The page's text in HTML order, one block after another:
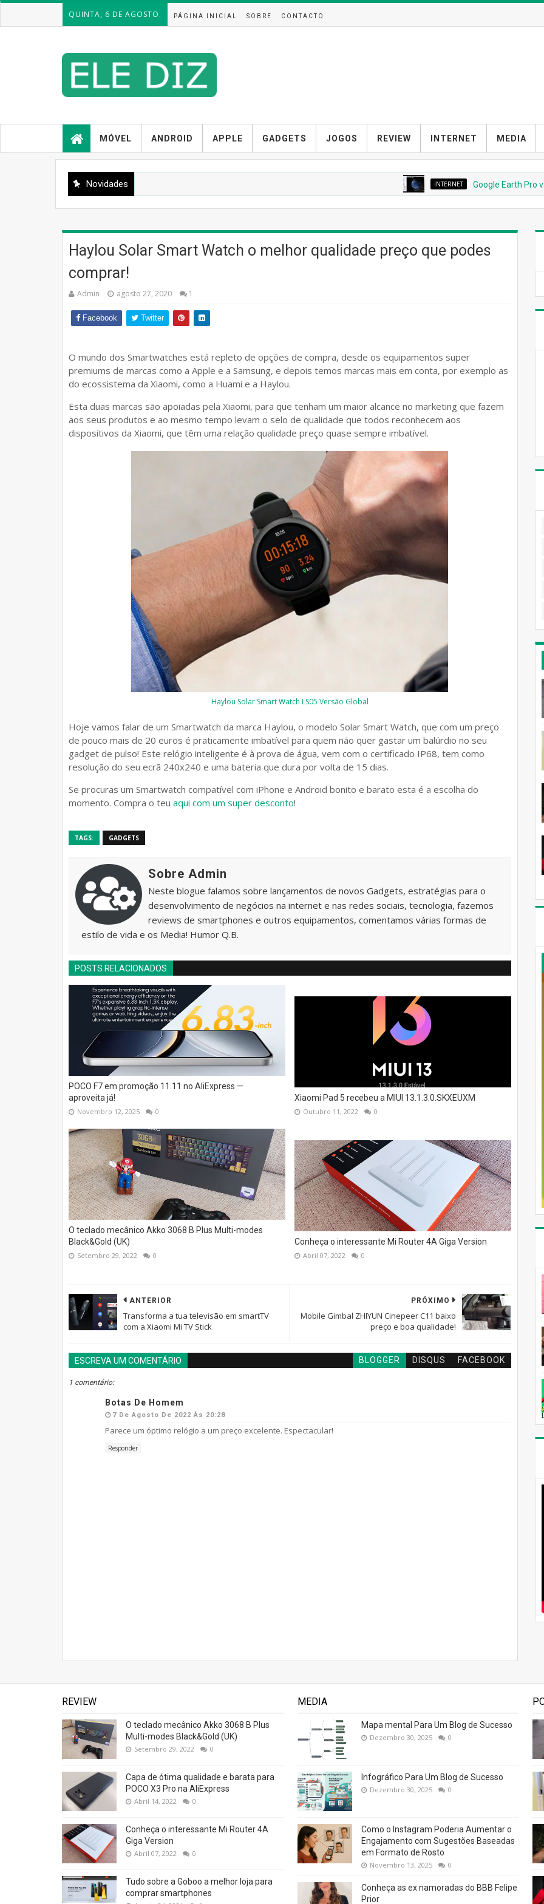
QUINTA, 6 DE AGOSTO. PÁGINA INICIAL SOBRE CONTACTO
MÓVEL ANDROID APPLE GADGETS JOGOS REVIEW INTERNET MEDIA
Novidades INTERNET Google Earth Pro vai
Haylou Solar Smart Watch o melhor qualidade preço que podes
comprar!
Admin agosto 27, 2020 1
Facebook Twitter
O mundo dos Smartwatches está repleto de opções de compra, desde os equipamentos super
premiums de marcas como a Apple e a Samsung, e depois temos marcas mais em conta, por exemplo as
do ecossistema da Xiaomi, como a Huami e a Haylou.
Esta duas marcas são apoiadas pela Xiaomi, para que tenham um maior alcance no marketing que fazem
aos seus produtos e ao mesmo tempo levam o selo de qualidade que todos reconhecem aos
dispositivos da Xiaomi, que têm uma relação qualidade preço quase sempre imbatível.
Haylou Solar Smart Watch LS05 Versão Global
Hoje vamos falar de um Smartwatch da marca Haylou, o modelo Solar Smart Watch, que com um preço
de pouco mais de 20 euros é praticamente imbatível para quem não quer gastar um balúrdio no seu
gadget de pulso! Este relógio inteligente é à prova de água, vem com o certificado IP68, tem como
resolução do seu ecrã 240x240 e uma bateria que dura por volta de 15 dias.
Se procuras um Smartwatch compatível com iPhone e Android bonito e barato esta é a escolha do
momento. Compra o teu aqui com um super desconto!
TAGS: GADGETS
Sobre Admin
Neste blogue falamos sobre lançamentos de novos Gadgets, estratégias para o
desenvolvimento de negócios na internet e nas redes sociais, tecnologia, fazemos
reviews de smartphones e outros equipamentos, comentamos várias formas de
estilo de vida e os Media! Humor Q.B.
POSTS RELACIONADOS
POCO F7 em promoção 11.11 no AliExpress —
aproveita já!
Novembro 12, 2025 0
Xiaomi Pad 5 recebeu a MIUI 13.1.3.0.SKXEUXM
Outubro 11, 2022 0
O teclado mecânico Akko 3068 B Plus Multi-modes
Black&Gold (UK)
Setembro 29, 2022 0
Conheça o interessante Mi Router 4A Giga Version
Abril 07, 2022 0
PRÓXIMO
Mobile Gimbal ZHIYUN Cinepeer C11 baixo
preço e boa qualidade!
ANTERIOR
Transforma a tua televisão em smartTV
com a Xiaomi Mi TV Stick
ESCREVA UM COMENTÁRIO BLOGGER DISQUS FACEBOOK
1 comentário:
Botas De Homem
7 De Agosto De 2022 Às 20:28
Parece um óptimo relógio a um preço excelente. Espectacular!
Responder
REVIEW
O teclado mecânico Akko 3068 B Plus
Multi-modes Black&Gold (UK)
Setembro 29, 2022 0
Capa de ótima qualidade e barata para
POCO X3 Pro na AliExpress
Abril 14, 2022 0
Conheça o interessante Mi Router 4A
Giga Version
Abril 07, 2022 0
Tudo sobre a Goboo a melhor loja para
comprar smartphones
MEDIA
Mapa mental Para Um Blog de Sucesso
Dezembro 30, 2025 0
Infográfico Para Um Blog de Sucesso
Dezembro 30, 2025 0
Como o Instagram Poderia Aumentar o
Engajamento com Sugestões Baseadas
em Formato de Rosto
Novembro 13, 2025 0
Conheça as ex namoradas do BBB Felipe
Prior